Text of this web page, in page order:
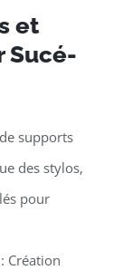
et
Sucé-
supports
des stylos,
pour
Création